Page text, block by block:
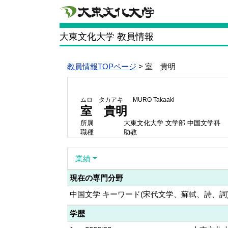
大東文化大学 教員情報
教員情報TOPページ > 室 貴明
ムロ タカアキ MURO Takaaki
室 貴明
所属
大東文化大学 文学部 中国文学科
職種
助教
業績
現在の専門分野
中国文学 キーワード(宋代文学、蘇軾、詩、
学歴